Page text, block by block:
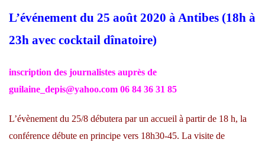
L’événement du 25 août 2020 à Antibes (18h à
23h avec cocktail dînatoire)
inscription des journalistes auprès de
guilaine_depis@yahoo.com 06 84 36 31 85
L’évènement du 25/8 débutera par un accueil à partir de 18 h, la
conférence débute en principe vers 18h30-45. La visite de